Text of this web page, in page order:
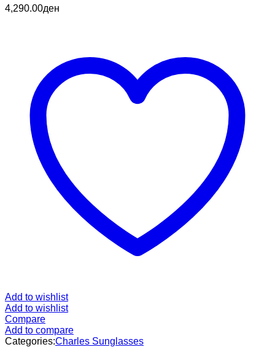
4,290.00ден
Add to wishlist
Add to wishlist
Compare
Add to compare
Categories:Charles Sunglasses